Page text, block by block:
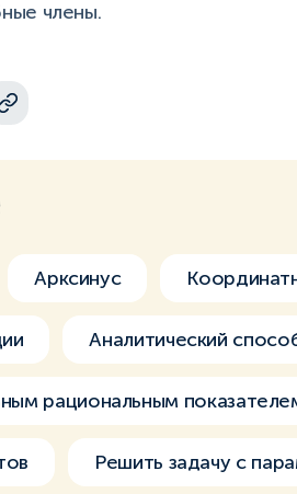
члены.
Арксинус
Аналитический
рациональным
Решить задачу с